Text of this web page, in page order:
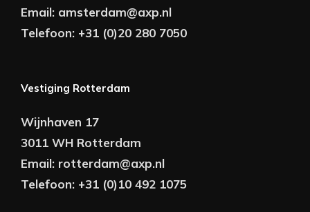
Email: amsterdam@axp.nl
Telefoon: +31 (0)20 280 7050
Vestiging Rotterdam
Wijnhaven 17
3011 WH Rotterdam
Email: rotterdam@axp.nl
Telefoon: +31 (0)10 492 1075